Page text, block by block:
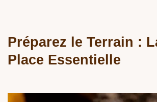
Préparez le Terrain :
Place Essentielle